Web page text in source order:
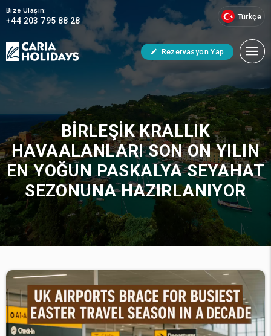
Bize Ulaşın:
+44 203 795 88 28 Türkçe
Rezervasyon Yap
BIRLEŞIK KRALLIK
HAVAALANLARI SON ON YILIN
EN YOĞUN PASKALYA SEYAHAT
SEZONUNA HAZIRLANIYOR